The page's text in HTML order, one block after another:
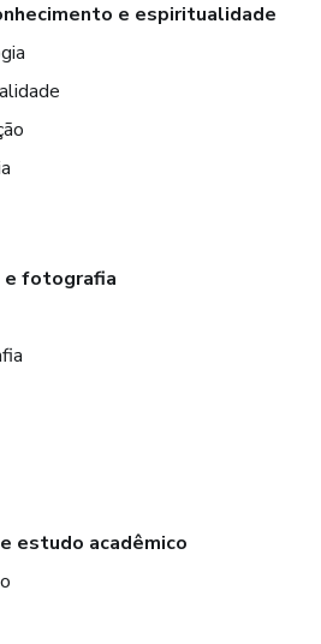
e espiritualidade
e fotografia
estudo acadêmico